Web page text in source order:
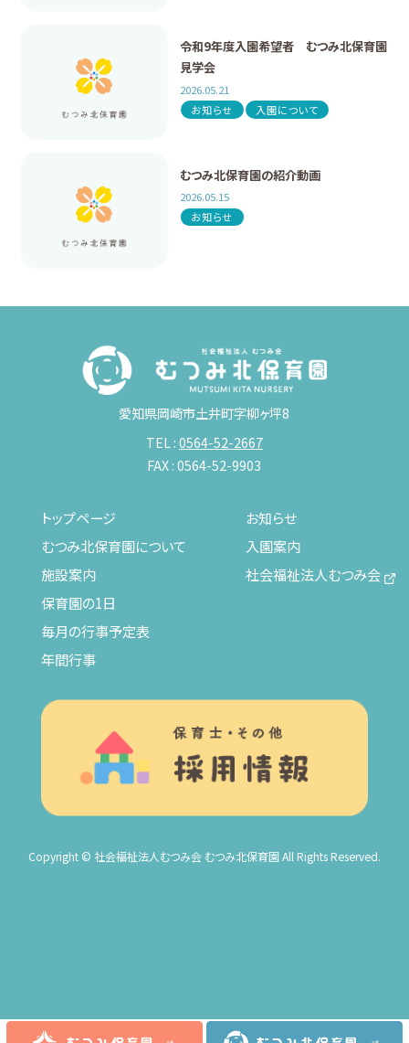
令和9年度入園希望者 むつみ北保育園
見学会
2026.05.21
お知らせ
入園について
むつみ北保育園の紹介動画
2026.05.15
お知らせ
愛知県岡崎市土井町字柳ヶ坪8
TEL :0564-52-2667
FAX : 0564-52-9903
トップページ
むつみ北保育園について
施設案内
保育園の1日
毎月の行事予定表
年間行事
お知らせ
入園案内
社会福祉法人むつみ会
Copyright © 社会福祉法人むつみ会 むつみ北保育園 All Rights Reserved.